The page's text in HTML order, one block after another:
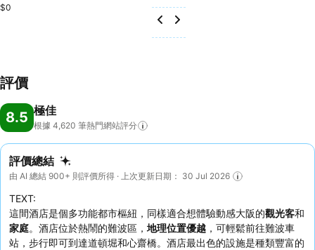
$0
評價
8.5 極佳
根據 4,620 筆熱門網站評分
評價總結
由 AI 總結 900+ 則評價所得 · 上次更新日期： 30 Jul 2026
TEXT:
這間酒店是個多功能都市樞紐，同樣適合想體驗動感大阪的觀光客和
家庭。酒店位於熱鬧的難波區， 地理位置優越 ，可輕鬆前往難波車
站，步行即可到達道頓堀和心齋橋。酒店最出色的設施是種類豐富的